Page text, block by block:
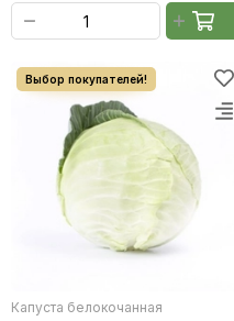
Капуста белокочанная